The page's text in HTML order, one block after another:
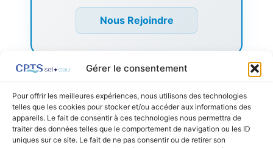
Gérer le consentement
Pour offrir les meilleures expériences, nous utilisons des technologies
telles que les cookies pour stocker et/ou accéder aux informations des
appareils. Le fait de consentir à ces technologies nous permettra de
traiter des données telles que le comportement de navigation ou les ID
uniques sur ce site. Le fait de ne pas consentir ou de retirer son
Nous Rejoindre
Listing précédent Listing suivant